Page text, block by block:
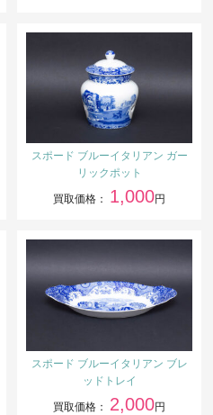
スポード ブルーイタリアン ガー
リックポット
買取価格： 1,000円
スポード ブルーイタリアン ブレ
ッドトレイ
買取価格： 2,000円